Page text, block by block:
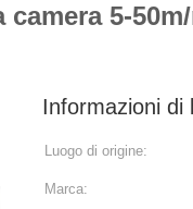
5-
Informazioni di
Luogo di origine:
Marca: